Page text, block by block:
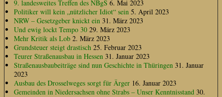
9. landesweites Treffen des NBgS 6. Mai 2023
Politiker will kein „nützlicher Idiot“ sein 5. April 2023
NRW – Gesetzgeber knickt ein 31. März 2023
Und ewig lockt Tempo 30 29. März 2023
Mehr Kritik als Lob 2. März 2023
Grundsteuer steigt drastisch 25. Februar 2023
Teurer Straßenausbau in Hessen 31. Januar 2023
Straßenausbaubeiträge sind nun Geschichte in Thüringen 31. Januar
2023
Ausbau des Drosselweges sorgt für Ärger 16. Januar 2023
Gemeinden in Niedersachsen ohne Strabs – Unser Kenntnisstand 30.